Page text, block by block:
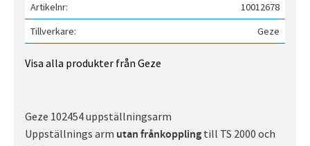
Artikelnr
10012678
Tillverkare
Geze
Visa alla produkter från Geze
Geze 102454 uppställningsarm
Uppställnings arm utan frånkoppling till TS 2000 och